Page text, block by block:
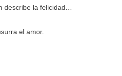
describe la felicidad…
el amor.